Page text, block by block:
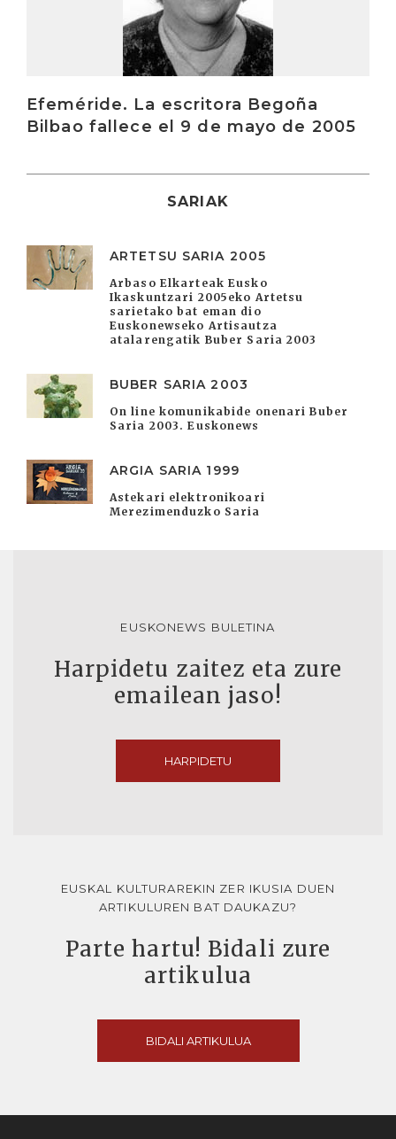
Efeméride. La escritora Begoña
Bilbao fallece el 9 de mayo de 2005
SARIAK
ARTETSU SARIA 2005
Arbaso Elkarteak Eusko
Ikaskuntzari 2005eko Artetsu
sarietako bat eman dio
Euskonewseko Artisautza
atalarengatik Buber Saria 2003
BUBER SARIA 2003
On line komunikabide onenari Buber
Saria 2003. Euskonews
ARGIA SARIA 1999
Astekari elektronikoari
Merezimenduzko Saria
EUSKONEWS BULETINA
Harpidetu zaitez eta zure
emailean jaso!
HARPIDETU
EUSKAL KULTURAREKIN ZER IKUSIA DUEN
ARTIKULUREN BAT DAUKAZU?
Parte hartu! Bidali zure
artikulua
BIDALI ARTIKULUA